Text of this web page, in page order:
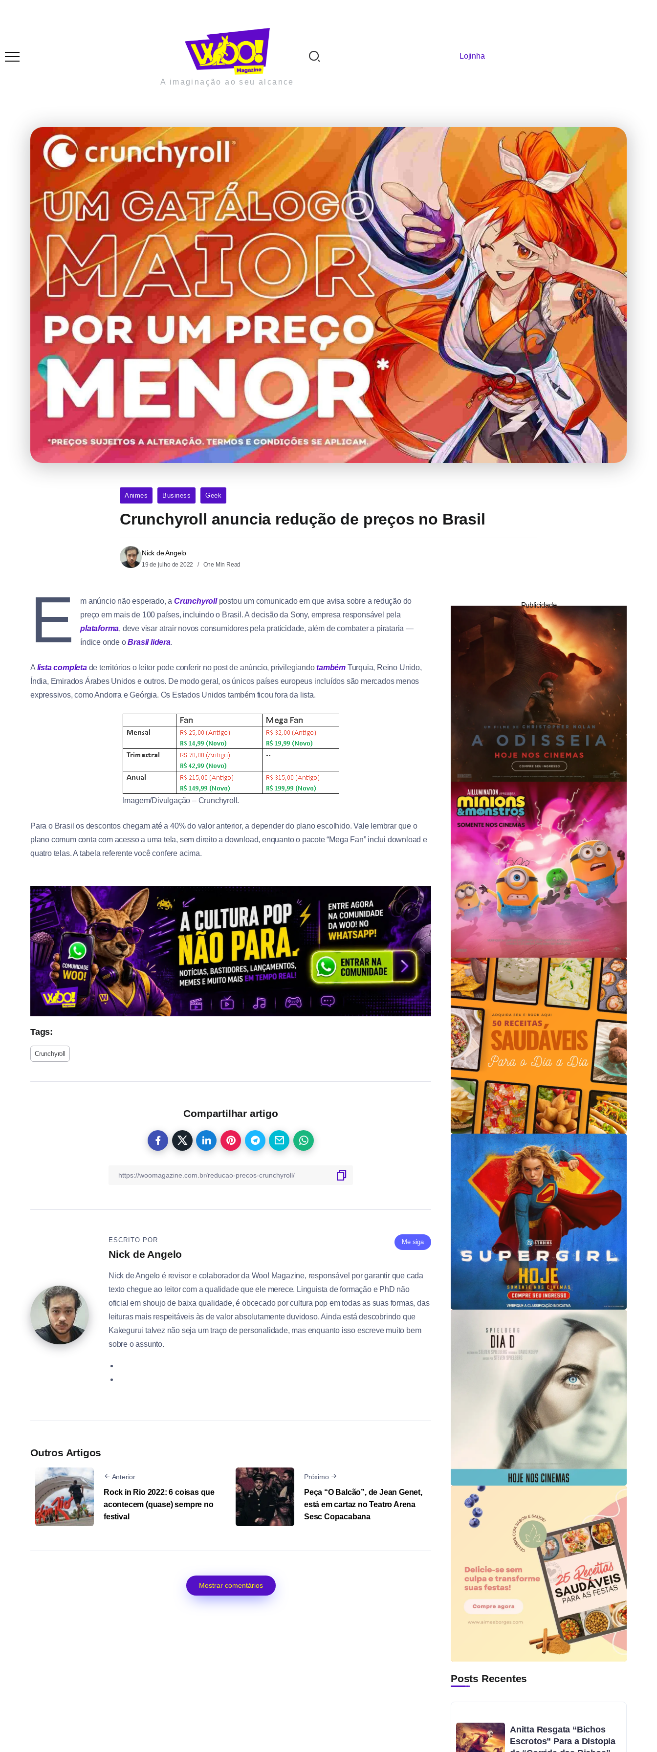
A imaginação ao seu alcance
Lojinha
Animes Business Geek
Crunchyroll anuncia redução de preços no Brasil
Nick de Angelo
19 de julho de 2022 One Min Read
E m anúncio não esperado, aCrunchyroll postou um comunicado em que avisa sobre a redução do
preço em mais de 100 países, incluindo o Brasil. A decisão da Sony, empresa responsável pela
plataforma, deve visar atrair novos consumidores pela praticidade, além de combater a pirataria —
índice onde oBrasil lidera.
A lista completade territórios o leitor pode conferir no post de anúncio, privilegiandotambém Turquia, Reino Unido,
Índia, Emirados Árabes Unidos e outros. De modo geral, os únicos países europeus incluídos são mercados menos
expressivos, como Andorra e Geórgia. Os Estados Unidos também ficou fora da lista.
Imagem/Divulgação – Crunchyroll.
Para o Brasil os descontos chegam até a 40% do valor anterior, a depender do plano escolhido. Vale lembrar que o
plano comum conta com acesso a uma tela, sem direito a download, enquanto o pacote “Mega Fan” inclui download e
quatro telas. A tabela referente você confere acima.
Tags:
Crunchyroll
Compartilhar artigo
Me siga
ESCRITO POR
Nick de Angelo
Nick de Angelo é revisor e colaborador da Woo! Magazine, responsável por garantir que cada
texto chegue ao leitor com a qualidade que ele merece. Linguista de formação e PhD não
oficial em shoujo de baixa qualidade, é obcecado por cultura pop em todas as suas formas, das
leituras mais respeitáveis às de valor absolutamente duvidoso. Ainda está descobrindo que
Kakegurui talvez não seja um traço de personalidade, mas enquanto isso escreve muito bem
sobre o assunto.
Outros Artigos
Anterior
Rock in Rio 2022: 6 coisas que
acontecem (quase) sempre no
festival
Próximo
Peça “O Balcão”, de Jean Genet,
está em cartaz no Teatro Arena
Sesc Copacabana
Mostrar comentários
Publicidade
Posts Recentes
Anitta Resgata “Bichos
Escrotos” Para a Distopia